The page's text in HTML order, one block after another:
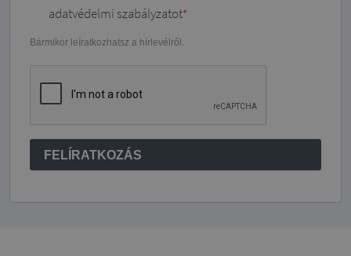
adatvédelmi szabályzatot
Bármikor leíratkozhatsz a hírlevélről.
FELÍRATKOZÁS